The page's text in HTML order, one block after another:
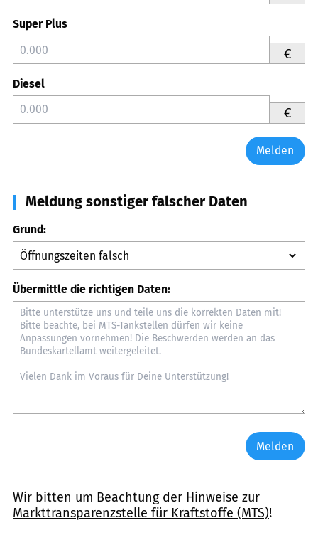
Super Plus
€
Diesel
€
Melden
Meldung sonstiger falscher Daten
Grund:
Übermittle die richtigen Daten:
Melden
Wir bitten um Beachtung der Hinweise zur
Markttransparenzstelle für Kraftstoffe (MTS)!